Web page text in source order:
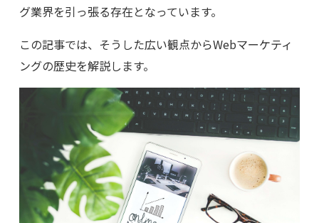
グ業界を引っ張る存在となっています。
この記事では、そうした広い観点からWebマーケティ
ングの歴史を解説します。